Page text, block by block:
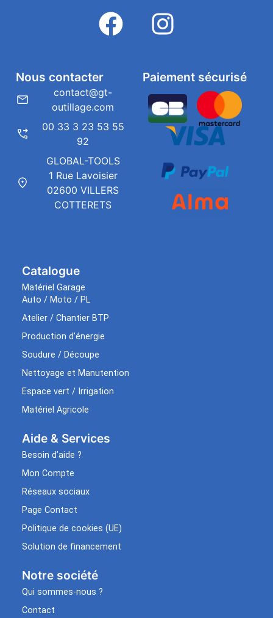
Catalogue
Matériel Garage
Auto / Moto / PL
Atelier / Chantier BTP
Production d’énergie
Soudure / Découpe
Nettoyage et Manutention
Espace vert / Irrigation
Matériel Agricole
Aide & Services​
Besoin d’aide ?
Mon Compte
Réseaux sociaux
Page Contact
Politique de cookies (UE)
Solution de financement
Notre société
Qui sommes-nous ?
Contact
Paiement sécurisé
Nous contacter
contact@gt-
outillage.com
00 33 3 23 53 55
92
GLOBAL-TOOLS
1 Rue Lavoisier
02600 VILLERS
COTTERETS